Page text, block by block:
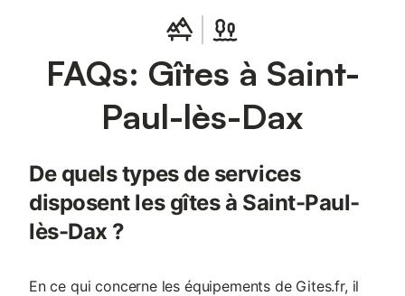
FAQs: Gîtes à Saint-
Paul-lès-Dax
De quels types de services
disposent les gîtes à Saint-Paul-
lès-Dax ?
En ce qui concerne les équipements de Gites.fr, il